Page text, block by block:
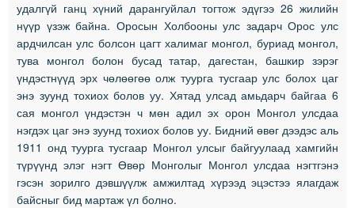
удалгүй ганц хүний дарангуйлал тогтож эдүгээ 26 жилийн
нүүр үзэж байна. Оросын Холбооны улс задарч Орос улс
ардчилсан улс болсон цагт халимаг монгол, буриад монгол,
тува монгол болон бусад татар, дагестан, башкир зэрэг
үндэстнүүд эрх чөлөөгөө олж туурга тусгаар улс болох цаг
энэ зуунд тохиох болов уу. Хятад улсад амьдарч байгаа 6
сая монгол үндэстэн ч мөн адил эх орон Монгол улсдаа
нэгдэх цаг энэ зуунд тохиох болов уу. Бидний өвөг дээдэс аль
1911 онд туурга тусгаар Монгол улсыг байгуулаад хамгийн
түрүүнд элэг нэгт Өвөр Монголыг Монгол улсдаа нэгтгэнэ
гэсэн зорилго дэвшүүлж амжилтад хүрээд эцэстээ ялагдаж
байсныг бид мартаж үл болно.